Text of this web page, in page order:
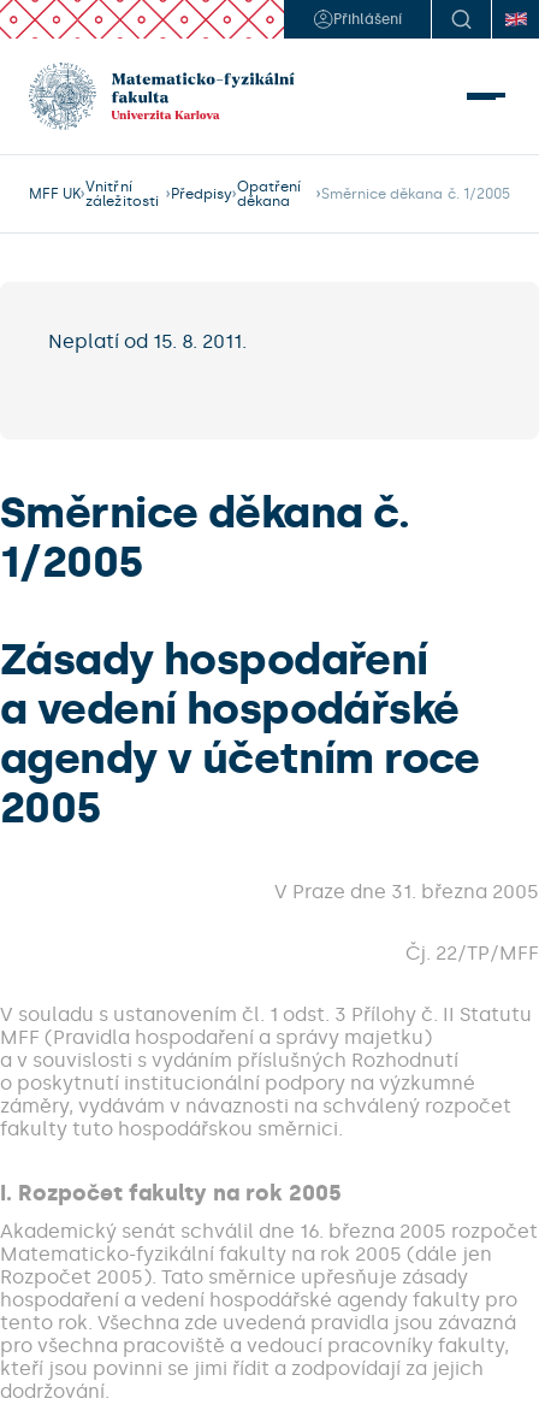
Přihlášení
MFF UK Vnitřní
záležitosti
Předpisy Opatření
děkana
Směrnice děkana č. 1/2005
Neplatí od 15. 8. 2011.
Směrnice děkana č.
1/2005
Zásady hospodaření
a vedení hospodářské
agendy v účetním roce
2005
V Praze dne 31. března 2005
Čj. 22/TP/MFF
V souladu s ustanovením čl. 1 odst. 3 Přílohy č. II Statutu
MFF (Pravidla hospodaření a správy majetku)
a v souvislosti s vydáním příslušných Rozhodnutí
o poskytnutí institucionální podpory na výzkumné
záměry, vydávám v návaznosti na schválený rozpočet
fakulty tuto hospodářskou směrnici.
I. Rozpočet fakulty na rok 2005
Akademický senát schválil dne 16. března 2005 rozpočet
Matematicko-fyzikální fakulty na rok 2005 (dále jen
Rozpočet 2005). Tato směrnice upřesňuje zásady
hospodaření a vedení hospodářské agendy fakulty pro
tento rok. Všechna zde uvedená pravidla jsou závazná
pro všechna pracoviště a vedoucí pracovníky fakulty,
kteří jsou povinni se jimi řídit a zodpovídají za jejich
dodržování.